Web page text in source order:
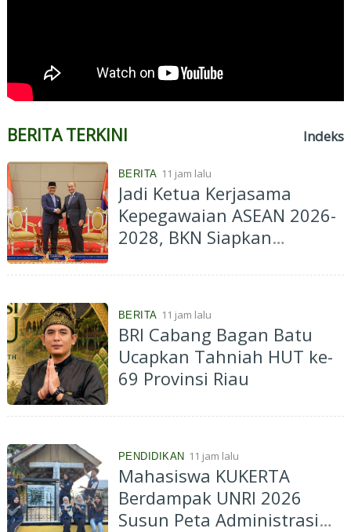
BERITA TERKINI Indeks
BERITA 11 jam lalu
Jadi Ketua Kerjasama
Kepegawaian ASEAN 2026-
2028, BKN Siapkan
Kolaborasi ASN ASEAN
BERITA 11 jam lalu
BRI Cabang Bagan Batu
Ucapkan Tahniah HUT ke-
69 Provinsi Riau
PENDIDIKAN 11 jam lalu
Mahasiswa KUKERTA
Berdampak UNRI 2026
Susun Peta Administrasi